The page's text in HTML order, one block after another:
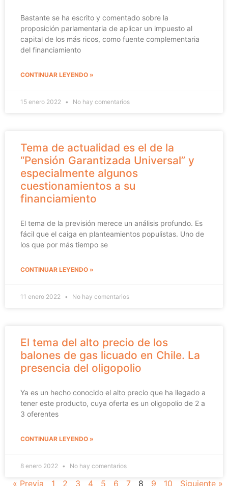
Bastante se ha escrito y comentado sobre la
proposición parlamentaria de aplicar un impuesto al
capital de los más ricos, como fuente complementaria
del financiamiento
CONTINUAR LEYENDO »
15 enero 2022 No hay comentarios
Tema de actualidad es el de la
“Pensión Garantizada Universal” y
especialmente algunos
cuestionamientos a su
financiamiento
El tema de la previsión merece un análisis profundo. Es
fácil que el caiga en planteamientos populistas. Uno de
los que por más tiempo se
CONTINUAR LEYENDO »
11 enero 2022 No hay comentarios
El tema del alto precio de los
balones de gas licuado en Chile. La
presencia del oligopolio
Ya es un hecho conocido el alto precio que ha llegado a
tener este producto, cuya oferta es un oligopolio de 2 a
3 oferentes
CONTINUAR LEYENDO »
8 enero 2022 No hay comentarios
« Previa 1 2 3 4 5 6 7 8 9 10 Siguiente »